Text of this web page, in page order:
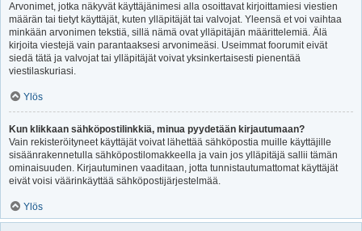
Arvonimet, jotka näkyvät käyttäjänimesi alla osoittavat kirjoittamiesi viestien
määrän tai tietyt käyttäjät, kuten ylläpitäjät tai valvojat. Yleensä et voi vaihtaa
minkään arvonimen tekstiä, sillä nämä ovat ylläpitäjän määrittelemiä. Älä
kirjoita viestejä vain parantaaksesi arvonimeäsi. Useimmat foorumit eivät
siedä tätä ja valvojat tai ylläpitäjät voivat yksinkertaisesti pienentää
viestilaskuriasi.
Ylös
Kun klikkaan sähköpostilinkkiä, minua pyydetään kirjautumaan?
Vain rekisteröityneet käyttäjät voivat lähettää sähköpostia muille käyttäjille
sisäänrakennetulla sähköpostilomakkeella ja vain jos ylläpitäjä sallii tämän
ominaisuuden. Kirjautuminen vaaditaan, jotta tunnistautumattomat käyttäjät
eivät voisi väärinkäyttää sähköpostijärjestelmää.
Ylös